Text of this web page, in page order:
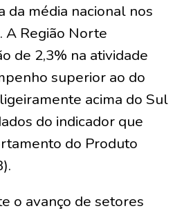
da média nacional nos
A Região Norte
de 2,3% na atividade
superior ao do
acima do Sul
do indicador que
do Produto
o avanço de setores